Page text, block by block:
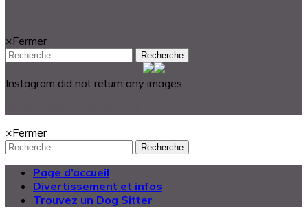
×Fermer
Recherche
Instagram did not return any images.
×Fermer
Recherche
Page d’accueil
Divertissement et infos
Trouvez un Dog Sitter